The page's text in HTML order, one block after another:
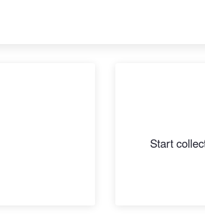
Start